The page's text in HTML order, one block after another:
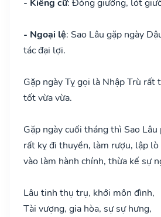
- Kiêng cữ: Đóng giường, lót
- Ngoại lệ: Sao Lâu gặp ngày
tác đại lợi.
Gặp ngày Tỵ gọi là Nhập Trù rất
tốt vừa vừa.
Gặp ngày cuối tháng thì Sao
rất kỵ đi thuyền, làm rượu, lập
vào làm hành chính, thừa kế sự
Lâu tinh thụ trụ, khởi môn đình,
Tài vượng, gia hòa, sự sự hưng,